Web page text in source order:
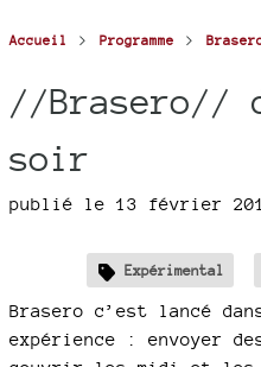
Accueil > Programme >
//Brasero//
soir
publié le 13 février
Expérimental
Brasero c’est lancé
expérience : envoyer